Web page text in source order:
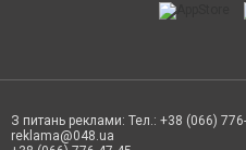
З питань реклами: Тел.: +38 (066)
reklama@048.ua